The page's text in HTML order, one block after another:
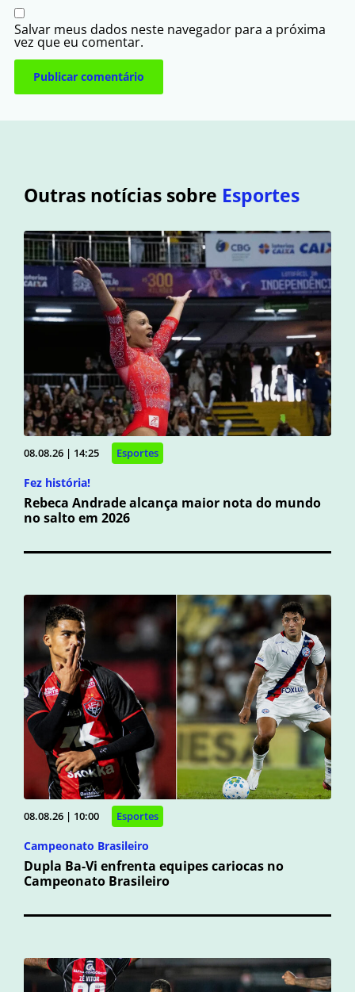
Salvar meus dados neste navegador para a próxima
vez que eu comentar.
Outras notícias sobre Esportes
08.08.26 | 14:25 Esportes
Fez história!
Rebeca Andrade alcança maior nota do mundo
no salto em 2026
08.08.26 | 10:00 Esportes
Campeonato Brasileiro
Dupla Ba-Vi enfrenta equipes cariocas no
Campeonato Brasileiro